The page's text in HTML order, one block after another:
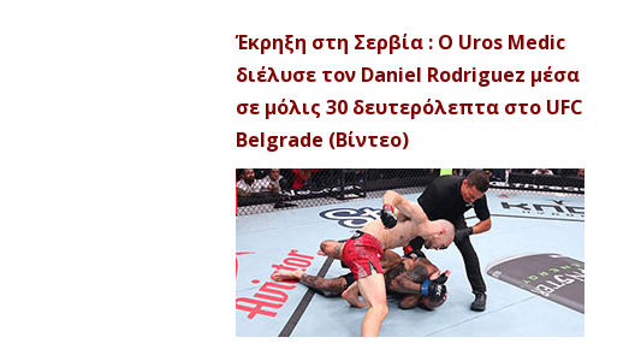
Έκρηξη στη Σερβία : Ο Uros Medic
διέλυσε τον Daniel Rodriguez μέσα
σε μόλις 30 δευτερόλεπτα στο UFC
Belgrade (Βίντεο)